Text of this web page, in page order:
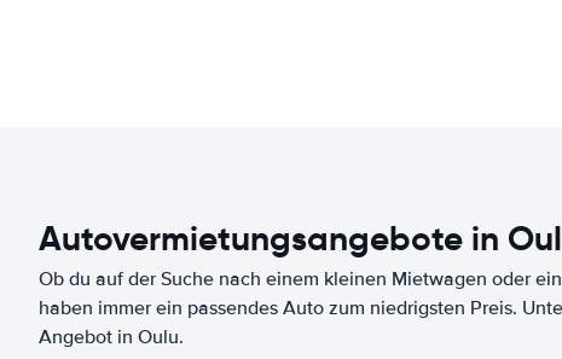
Autovermietungsangebote in
Ob du auf der Suche nach einem kleinen Mietwagen oder
haben immer ein passendes Auto zum niedrigsten Preis.
Angebot in Oulu.